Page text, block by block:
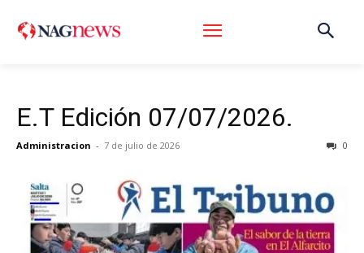
E.T Edición 07/07/2026.
Administracion - 7 de julio de 2026 0